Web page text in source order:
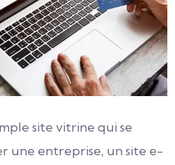
site vitrine qui se
une entreprise, un site e-